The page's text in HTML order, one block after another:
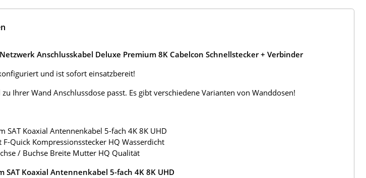
Anschlusskabel Deluxe Premium 8K Cabelcon Schnellstecker + Verbinder
und ist sofort einsatzbereit!
Ihrer Wand Anschlussdose passt. Es gibt verschiedene Varianten von Wanddosen!
Koaxial Antennenkabel 5-fach 4K 8K UHD
F-Quick Kompressionsstecker HQ Wasserdicht
/ Buchse Breite Mutter HQ Qualität
SAT Koaxial Antennenkabel 5-fach 4K 8K UHD